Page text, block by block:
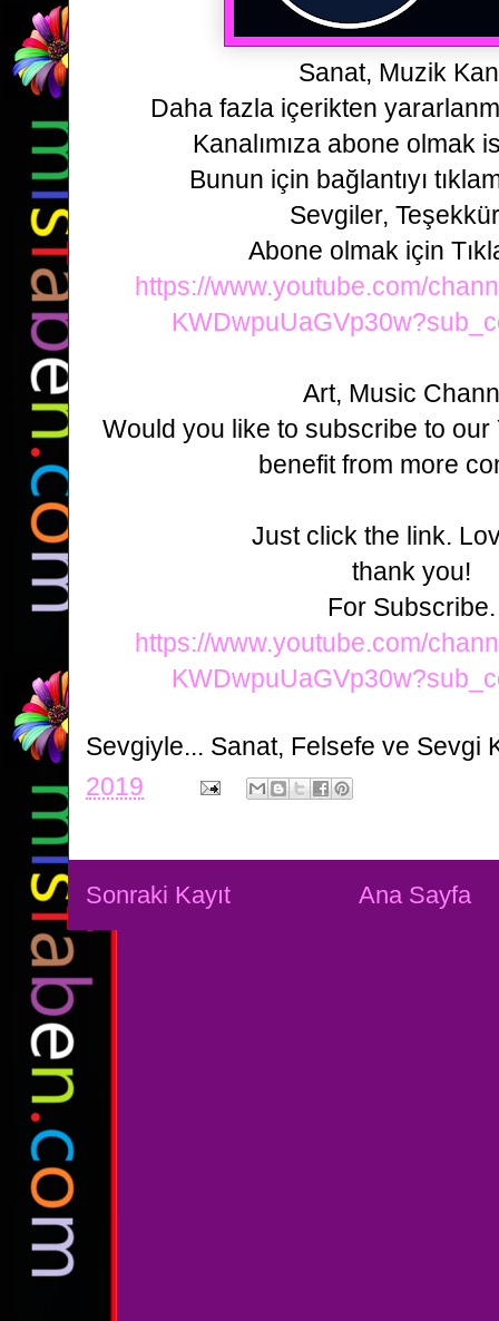
Sanat, Muzik
Daha fazla içerikten
Kanalımıza abone olmak
Bunun için bağlantıyı
Sevgiler,
Abone olmak için
https://www.youtube.com/
Art, Music
Would you like to subscribe to our
benefit from more
Just click the link.
thank you!
For Subscribe.
https://www.youtube.com/
Sevgiyle... Sanat, Felsefe ve Sevgi
2019
Sonraki Kayıt Ana Sayfa